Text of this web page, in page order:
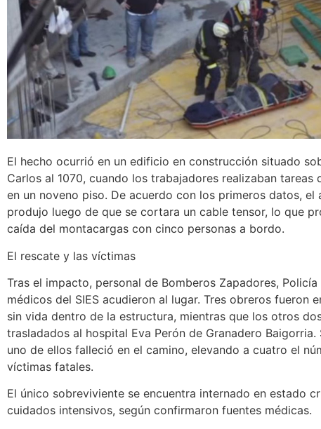
El hecho ocurrió en un edificio en construcción situado
Carlos al 1070, cuando los trabajadores realizaban tareas
en un noveno piso. De acuerdo con los primeros datos, el
produjo luego de que se cortara un cable tensor, lo que
caída del montacargas con cinco personas a bordo.
El rescate y las víctimas
Tras el impacto, personal de Bomberos Zapadores,
médicos del SIES acudieron al lugar. Tres obreros fueron
sin vida dentro de la estructura, mientras que los otros
trasladados al hospital Eva Perón de Granadero Baigorria.
uno de ellos falleció en el camino, elevando a cuatro el
víctimas fatales.
El único sobreviviente se encuentra internado en estado
cuidados intensivos, según confirmaron fuentes médicas.